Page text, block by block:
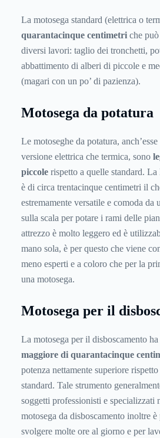
La motosega standard (elettrica o
quarantacinque centimetri che
diversi lavori: taglio dei tronchetti,
abbattimento di alberi di piccole e
(magari con un po’ di pazienza).
Motosega da potatura
Le motoseghe da potatura,
versione elettrica che termica, sono
piccole rispetto a quelle standard.
è di circa trentacinque centimetri il
estremamente versatile e comoda da
sulla scala per potare i rami delle
attrezzo è molto leggero ed è
mano sola, è per questo che viene
meno esperti e a coloro che per la
una motosega.
Motosega per il
La motosega per il disboscamento
maggiore di quarantacinque
potenza nettamente superiore
standard. Tale strumento
soggetti professionisti e specializzati
motosega da disboscamento inoltre è
svolgere molte ore al giorno e per